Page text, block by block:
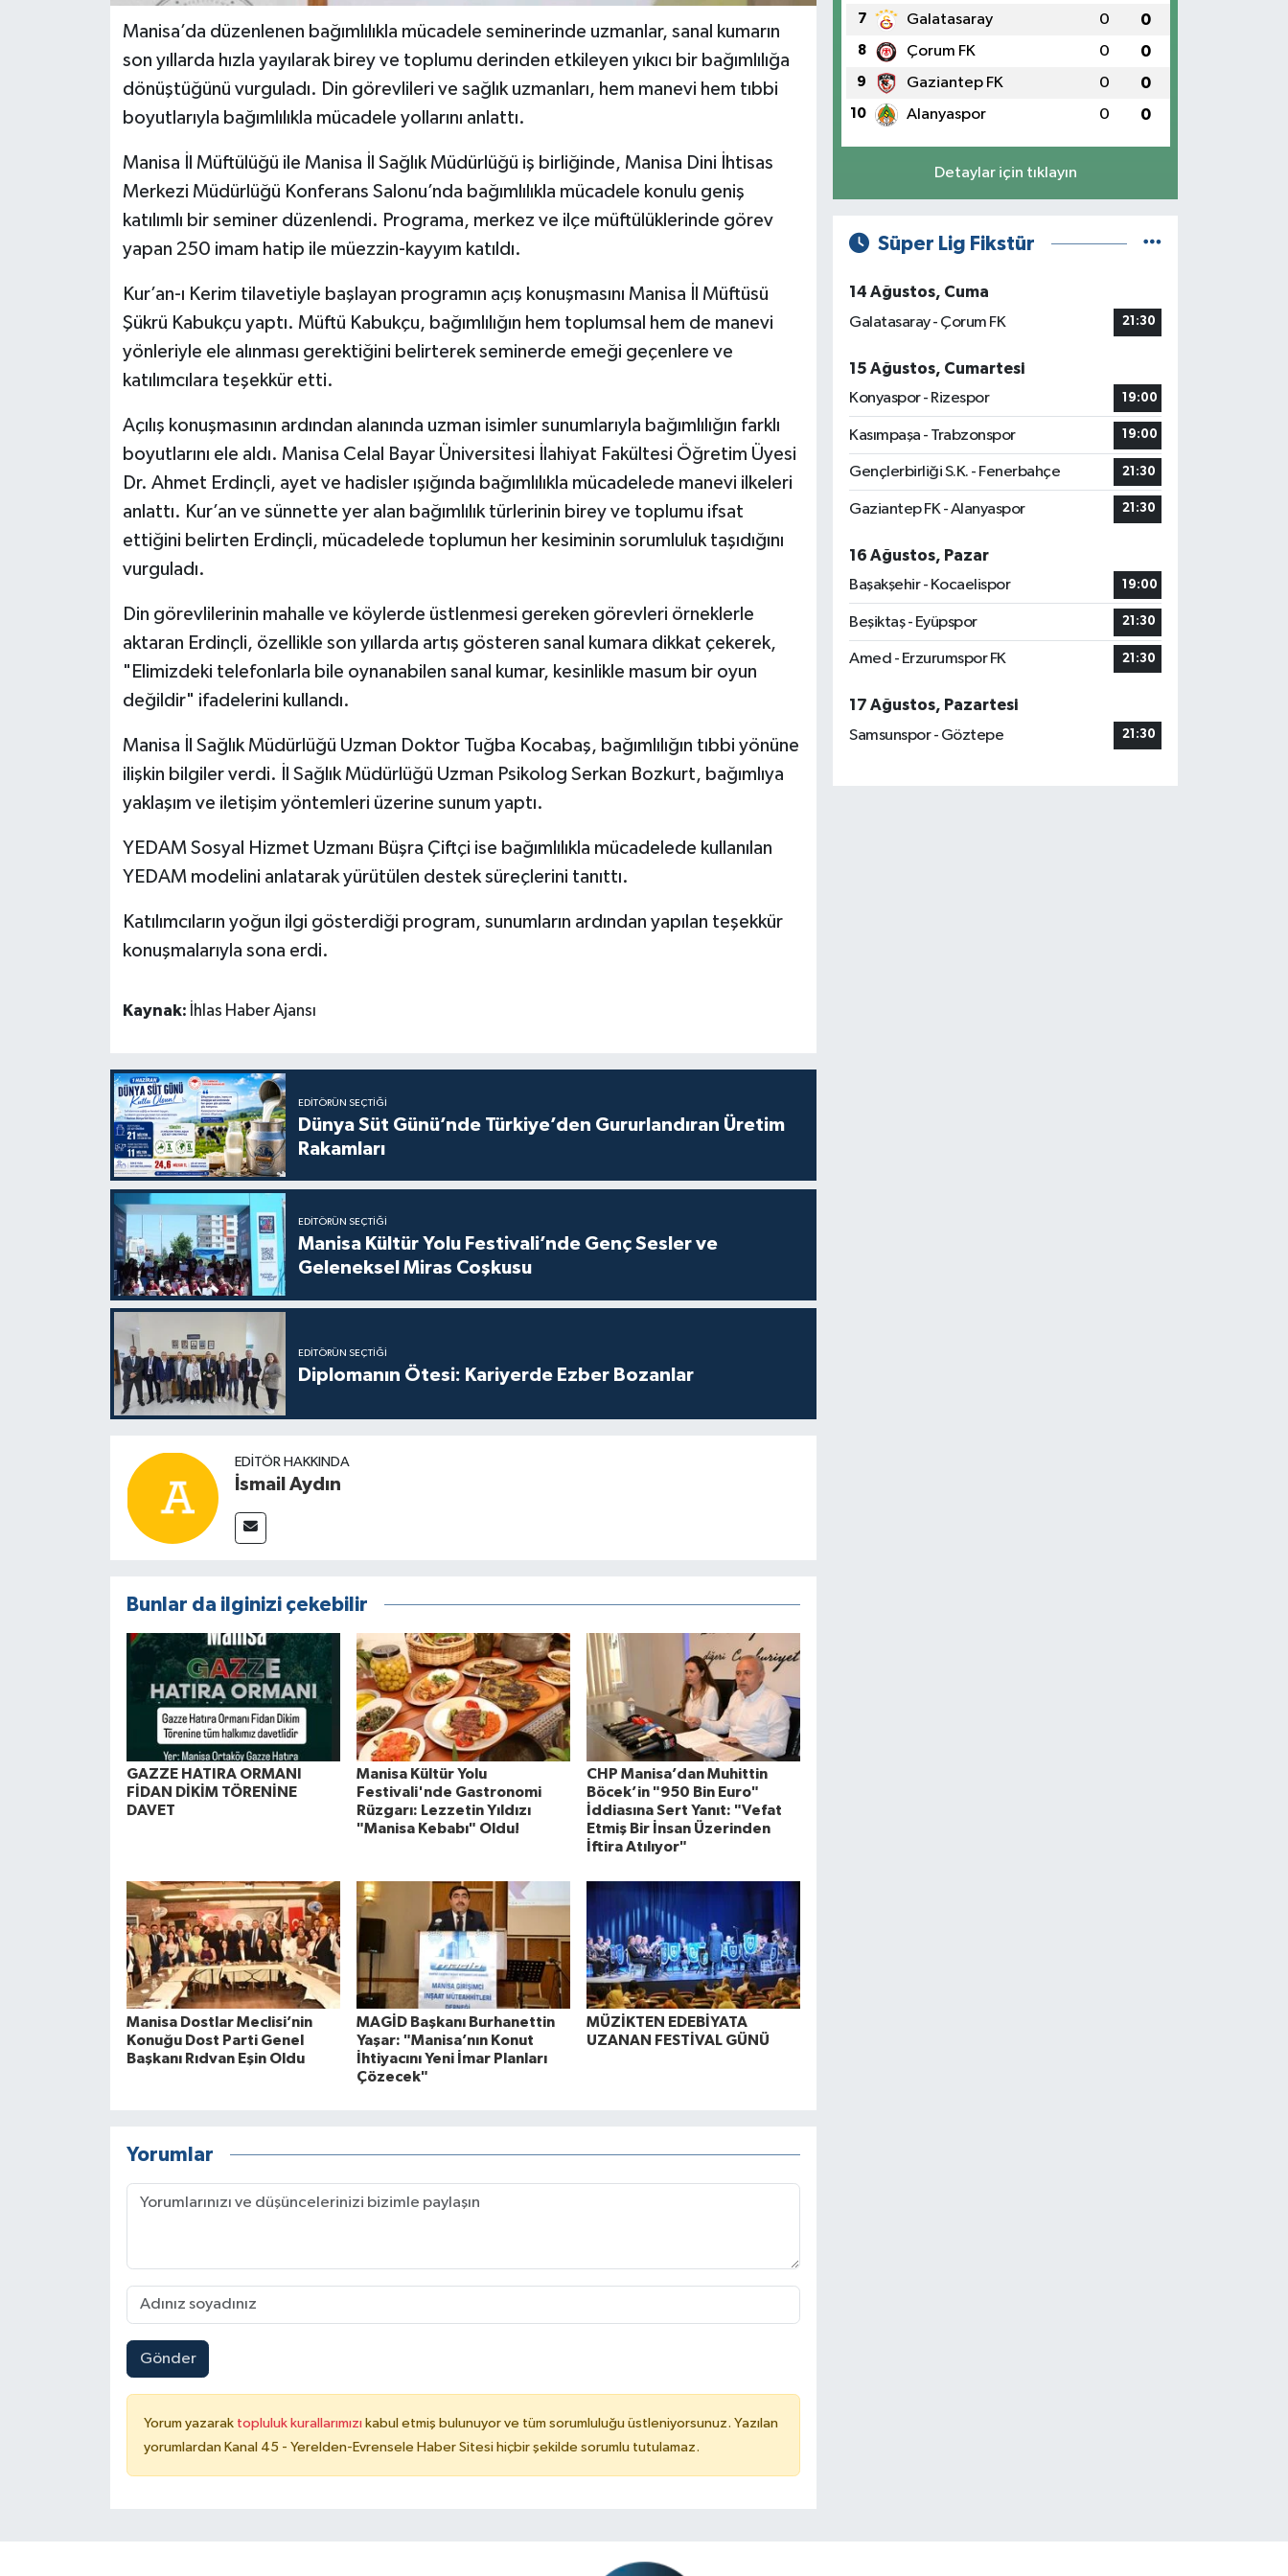
Manisa’da düzenlenen bağımlılıkla mücadele seminerinde uzmanlar, sanal kumarın
son yıllarda hızla yayılarak birey ve toplumu derinden etkileyen yıkıcı bir bağımlılığa
dönüştüğünü vurguladı. Din görevlileri ve sağlık uzmanları, hem manevi hem tıbbi
boyutlarıyla bağımlılıkla mücadele yollarını anlattı.
Manisa İl Müftülüğü ile Manisa İl Sağlık Müdürlüğü iş birliğinde, Manisa Dini İhtisas
Merkezi Müdürlüğü Konferans Salonu’nda bağımlılıkla mücadele konulu geniş
katılımlı bir seminer düzenlendi. Programa, merkez ve ilçe müftülüklerinde görev
yapan 250 imam hatip ile müezzin-kayyım katıldı.
Kur’an-ı Kerim tilavetiyle başlayan programın açış konuşmasını Manisa İl Müftüsü
Şükrü Kabukçu yaptı. Müftü Kabukçu, bağımlılığın hem toplumsal hem de manevi
yönleriyle ele alınması gerektiğini belirterek seminerde emeği geçenlere ve
katılımcılara teşekkür etti.
Açılış konuşmasının ardından alanında uzman isimler sunumlarıyla bağımlılığın farklı
boyutlarını ele aldı. Manisa Celal Bayar Üniversitesi İlahiyat Fakültesi Öğretim Üyesi
Dr. Ahmet Erdinçli, ayet ve hadisler ışığında bağımlılıkla mücadelede manevi ilkeleri
anlattı. Kur’an ve sünnette yer alan bağımlılık türlerinin birey ve toplumu ifsat
ettiğini belirten Erdinçli, mücadelede toplumun her kesiminin sorumluluk taşıdığını
vurguladı.
Din görevlilerinin mahalle ve köylerde üstlenmesi gereken görevleri örneklerle
aktaran Erdinçli, özellikle son yıllarda artış gösteren sanal kumara dikkat çekerek,
"Elimizdeki telefonlarla bile oynanabilen sanal kumar, kesinlikle masum bir oyun
değildir" ifadelerini kullandı.
Manisa İl Sağlık Müdürlüğü Uzman Doktor Tuğba Kocabaş, bağımlılığın tıbbi yönüne
ilişkin bilgiler verdi. İl Sağlık Müdürlüğü Uzman Psikolog Serkan Bozkurt, bağımlıya
yaklaşım ve iletişim yöntemleri üzerine sunum yaptı.
YEDAM Sosyal Hizmet Uzmanı Büşra Çiftçi ise bağımlılıkla mücadelede kullanılan
YEDAM modelini anlatarak yürütülen destek süreçlerini tanıttı.
Katılımcıların yoğun ilgi gösterdiği program, sunumların ardından yapılan teşekkür
konuşmalarıyla sona erdi.
Kaynak: İhlas Haber Ajansı
EDITÖRÜN SEÇTIĞI
Dünya Süt Günü’nde Türkiye’den Gururlandıran Üretim
Rakamları
EDITÖRÜN SEÇTIĞI
Manisa Kültür Yolu Festivali’nde Genç Sesler ve
Geleneksel Miras Coşkusu
EDITÖRÜN SEÇTIĞI
Diplomanın Ötesi: Kariyerde Ezber Bozanlar
EDITÖR HAKKINDA
İsmail Aydın
Bunlar da ilginizi çekebilir
GAZZE HATIRA ORMANI
FİDAN DİKİM TÖRENİNE
DAVET
Manisa Kültür Yolu
Festivali'nde Gastronomi
Rüzgarı: Lezzetin Yıldızı
"Manisa Kebabı" Oldu!
CHP Manisa’dan Muhittin
Böcek’in "950 Bin Euro"
İddiasına Sert Yanıt: "Vefat
Etmiş Bir İnsan Üzerinden
İftira Atılıyor"
Manisa Dostlar Meclisi’nin
Konuğu Dost Parti Genel
Başkanı Rıdvan Eşin Oldu
MAGİD Başkanı Burhanettin
Yaşar: "Manisa’nın Konut
İhtiyacını Yeni İmar Planları
Çözecek"
MÜZİKTEN EDEBİYATA
UZANAN FESTİVAL GÜNÜ
Yorumlar
Gönder
Yorum yazarak topluluk kurallarımızı kabul etmiş bulunuyor ve tüm sorumluluğu üstleniyorsunuz. Yazılan
yorumlardan Kanal 45 - Yerelden-Evrensele Haber Sitesi hiçbir şekilde sorumlu tutulamaz.
7 Galatasaray 0 0
8 Çorum FK 0 0
9 Gaziantep FK 0 0
10 Alanyaspor 0 0
Detaylar için tıklayın
Süper Lig Fikstür
14 Ağustos, Cuma
Galatasaray - Çorum FK
21:30
15 Ağustos, Cumartesi
Konyaspor - Rizespor
19:00
Kasımpaşa - Trabzonspor 19:00
Gençlerbirliği S.K. - Fenerbahçe 21:30
Gaziantep FK - Alanyaspor 21:30
16 Ağustos, Pazar
Başakşehir - Kocaelispor
19:00
Beşiktaş - Eyüpspor 21:30
Amed - Erzurumspor FK 21:30
17 Ağustos, Pazartesi
Samsunspor - Göztepe
21:30